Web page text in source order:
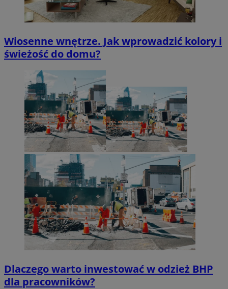
Wiosenne wnętrze. Jak wprowadzić kolory i
świeżość do domu?
Dlaczego warto inwestować w odzież BHP
dla pracowników?